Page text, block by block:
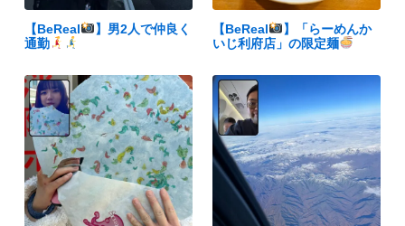
【BeReal
】男2人で仲良く
通勤
【BeReal
】「らーめんか
いじ利府店」の限定麺